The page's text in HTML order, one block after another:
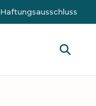
Haftungsausschluss